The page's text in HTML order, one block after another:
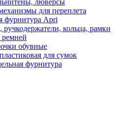
люверсы
для переплета
фурнитура Apri
ручкодержатели, кольца, рамки
обувные
для сумок
фурнитура